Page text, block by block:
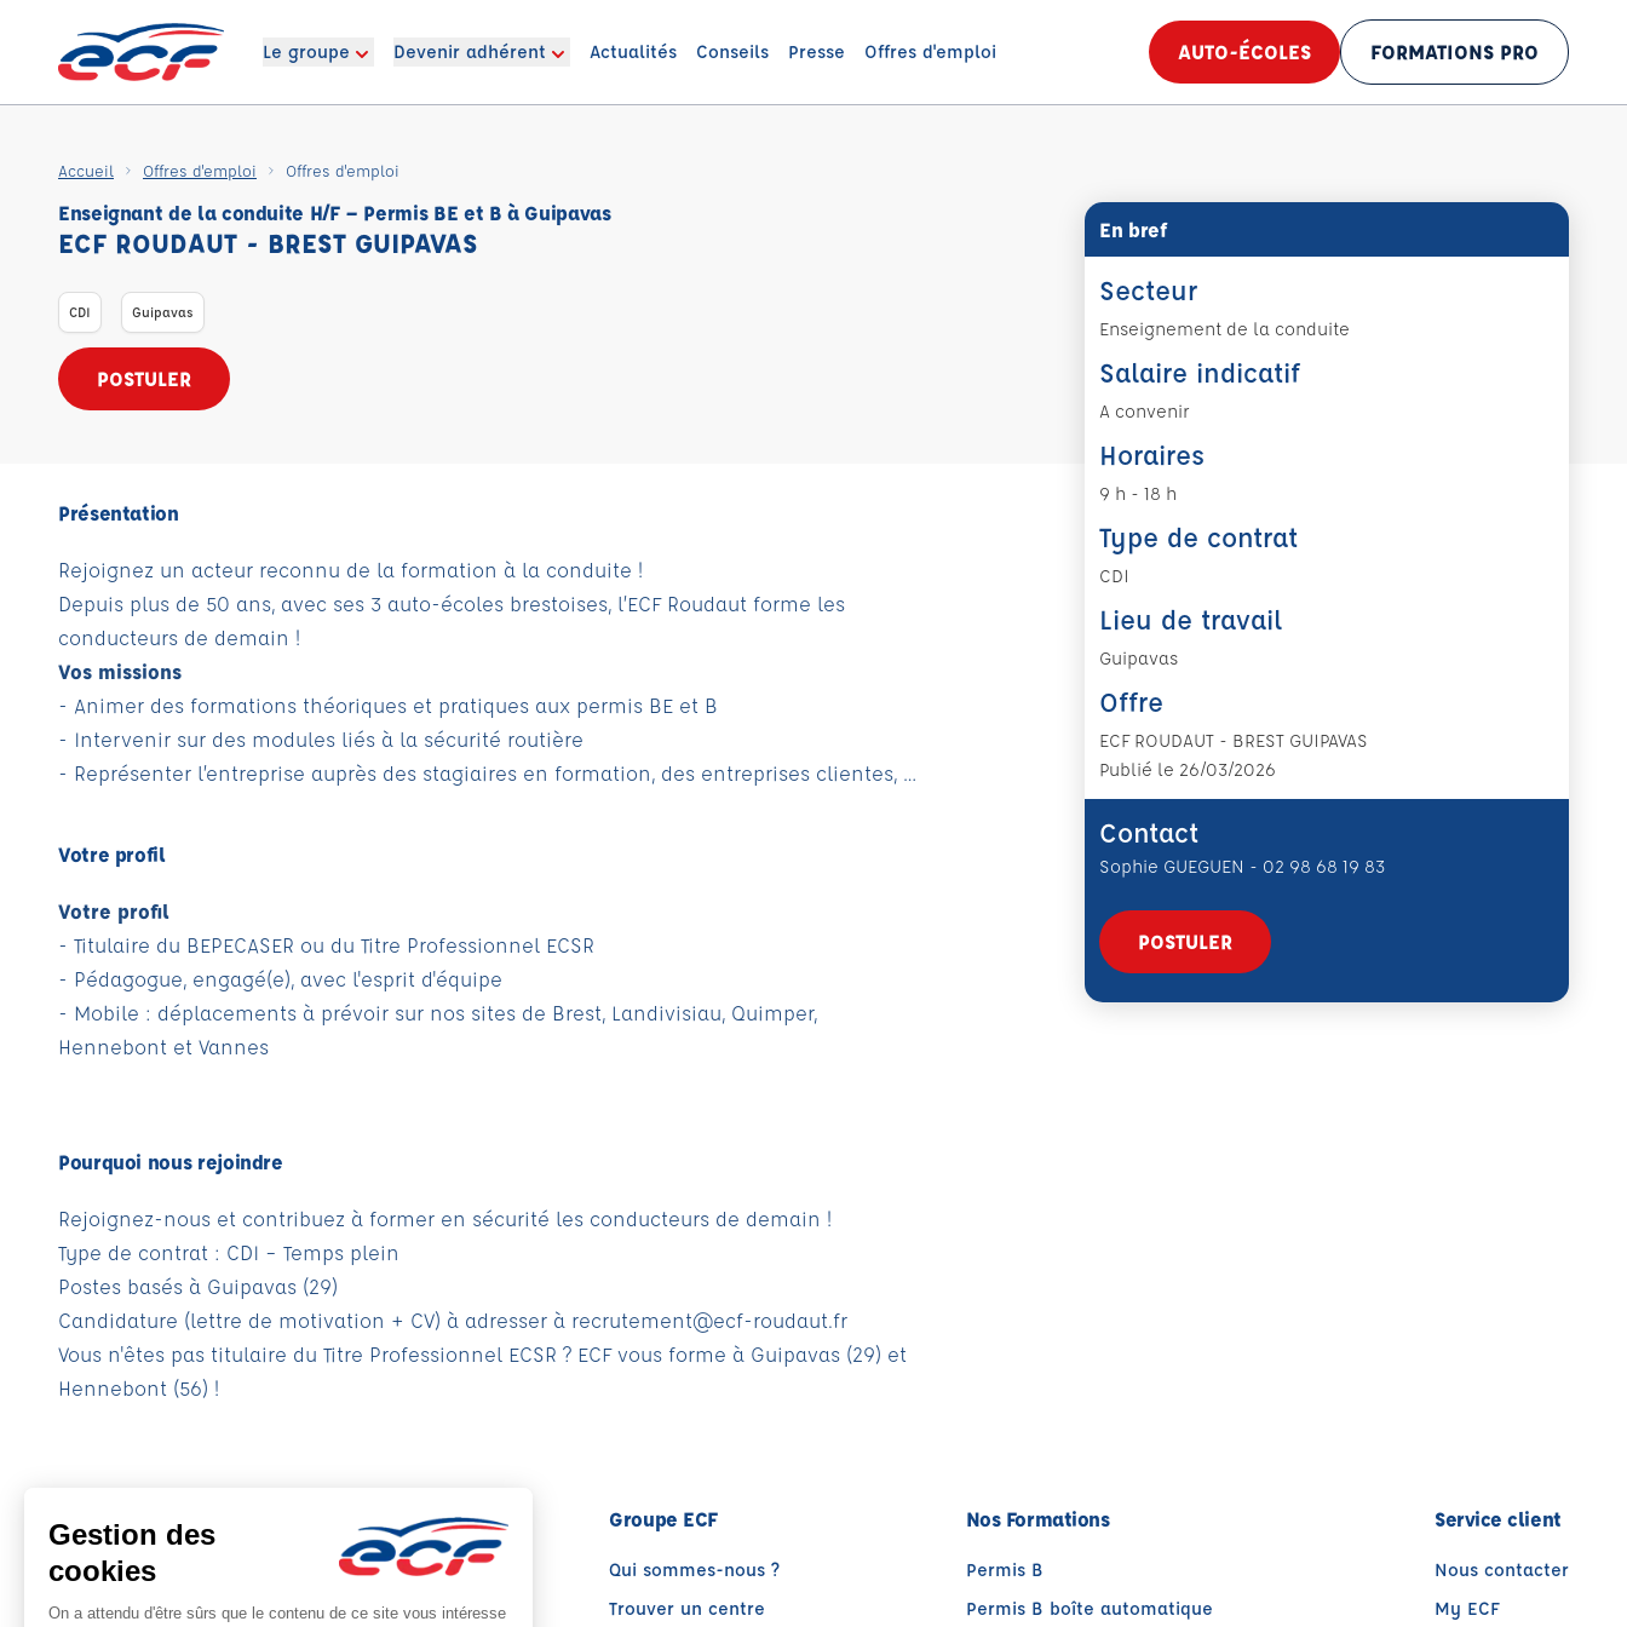
Le groupe Devenir adhérent Actualités Conseils Presse Offres d'emploi AUTO-ÉCOLES FORMATIONS PRO
Accueil Offres d'emploi Offres d'emploi
Enseignant de la conduite H/F – Permis BE et B à Guipavas
ECF ROUDAUT - BREST GUIPAVAS
CDI Guipavas
POSTULER
Présentation
Rejoignez un acteur reconnu de la formation à la conduite !
Depuis plus de 50 ans, avec ses 3 auto-écoles brestoises, l’ECF Roudaut forme les
conducteurs de demain !
Vos missions
- Animer des formations théoriques et pratiques aux permis BE et B
- Intervenir sur des modules liés à la sécurité routière
- Représenter l’entreprise auprès des stagiaires en formation, des entreprises clientes, …
Votre profil
Votre profil
- Titulaire du BEPECASER ou du Titre Professionnel ECSR
- Pédagogue, engagé(e), avec l'esprit d'équipe
- Mobile : déplacements à prévoir sur nos sites de Brest, Landivisiau, Quimper,
Hennebont et Vannes
Pourquoi nous rejoindre
Rejoignez-nous et contribuez à former en sécurité les conducteurs de demain !
Type de contrat : CDI – Temps plein
Postes basés à Guipavas (29)
Candidature (lettre de motivation + CV) à adresser à recrutement@ecf-roudaut.fr
Vous n'êtes pas titulaire du Titre Professionnel ECSR ? ECF vous forme à Guipavas (29) et
Hennebont (56) !
En bref
Secteur
Enseignement de la conduite
Salaire indicatif
A convenir
Horaires
9 h - 18 h
Type de contrat
CDI
Lieu de travail
Guipavas
Offre
ECF ROUDAUT - BREST GUIPAVAS
Publié le 26/03/2026
Contact
Sophie GUEGUEN - 02 98 68 19 83
POSTULER
Groupe ECF
Qui sommes-nous ?
Trouver un centre
Nos Formations
Permis B
Permis B boîte automatique
Service client
Nous contacter
My ECF